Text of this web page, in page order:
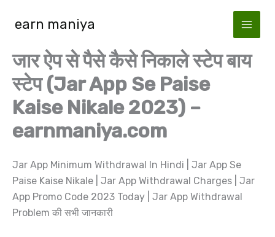
earn maniya
जार ऐप से पैसे कैसे निकाले स्टेप बाय
स्टेप (Jar App Se Paise
Kaise Nikale 2023) –
earnmaniya.com
Jar App Minimum Withdrawal In Hindi | Jar App Se
Paise Kaise Nikale | Jar App Withdrawal Charges | Jar
App Promo Code 2023 Today | Jar App Withdrawal
Problem की सभी जानकारी